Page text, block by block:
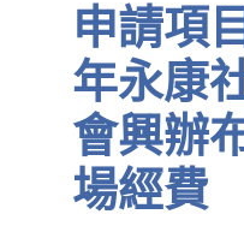
申請項目:補助110
年永康
會興辦
場經費